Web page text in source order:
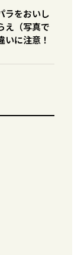
ラをおいし
え（写真で
に注意！